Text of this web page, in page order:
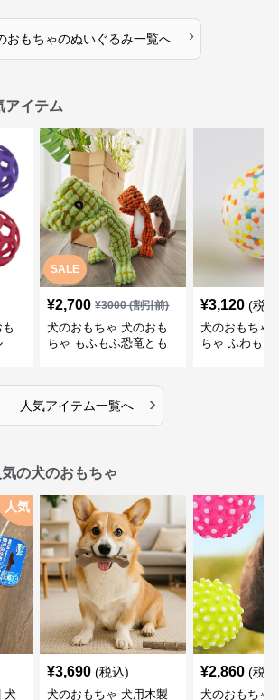
おもちゃのぬいぐるみ一覧へ ›
アイテム
SALE
¥2,700 ¥3000(割引前)
犬のおもちゃ 犬のおも
ちゃ もふもふ恐竜とも
¥3,120 (税
犬のおもちゃ
ちゃ ふわもこ
人気アイテム一覧へ ›
の犬のおもちゃ
人気
犬
¥3,690 (税込)
犬のおもちゃ 犬用木製
¥2,860 (税
犬のおもちゃ